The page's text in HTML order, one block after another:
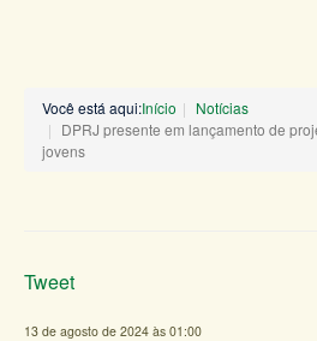
Você está aqui:Início
Notícias
DPRJ presente em lançamento de
jovens
Tweet
13 de agosto de 2024 às 01:00